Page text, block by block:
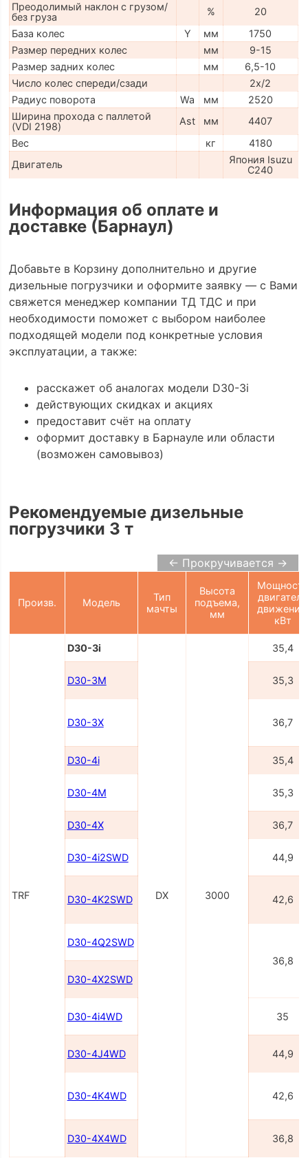
Преодолимый наклон с грузом/
без груза
%
20
База колес
Y мм
1750
Размер передних колес
мм
9-15
Размер задних колес
мм
6,5-10
Число колес спереди/сзади
2x/2
Радиус поворота
Wa мм
2520
Ширина прохода с паллетой
(VDI 2198)
Ast мм
4407
Вес
кг
4180
Двигатель
Япония Isuzu
C240
Информация об оплате и
доставке (Барнаул)
Добавьте в Корзину дополнительно и другие
дизельные погрузчики и оформите заявку — с Вами
свяжется менеджер компании ТД ТДС и при
необходимости поможет с выбором наиболее
подходящей модели под конкретные условия
эксплуатации, а также:
расскажет об аналогах модели D30-3i
действующих скидках и акциях
предоставит счёт на оплату
оформит доставку в Барнауле или области
(возможен самовывоз)
Рекомендуемые дизельные
погрузчики 3 т
← Прокручивается →
Произв. Модель
Тип
мачты
Высота
подъема,
мм
Мощность
двигателя
движения,
кВт
TRF
D30-3i
DX 3000
35,4
D30-3M 35,3
D30-3X 36,7
D30-4i 35,4
D30-4M 35,3
D30-4X 36,7
D30-4i2SWD 44,9
D30-4K2SWD 42,6
D30-4Q2SWD
36,8
D30-4X2SWD
D30-4i4WD 35
D30-4J4WD 44,9
D30-4K4WD 42,6
D30-4X4WD 36,8